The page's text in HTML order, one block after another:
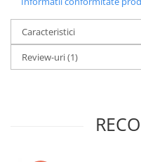
Caracteristici
Review-uri(1)